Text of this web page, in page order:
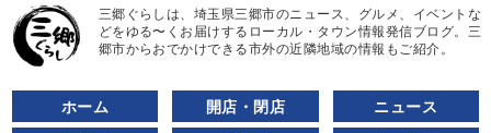
三郷ぐらしは、埼玉県三郷市のニュース、グルメ、イベントな
どをゆる〜くお届けするローカル・タウン情報発信ブログ。三
郷市からおでかけできる市外の近隣地域の情報もご紹介。
ホーム 開店・閉店 ニュース